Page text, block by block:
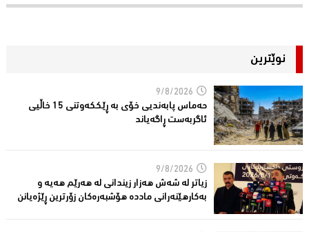
نوێترین
9/8/2026
حەماس پابەندیی خۆی بە ڕێككەوتنی 15 خاڵیی
ئاگربەست ڕاگەیاند
9/8/2026
زیاتر لە شەش هەزار زیندانی لە هەرێم هەیە و
بەکارهێنەرانى ماددە هۆشبەرەکان زۆرترین ڕێژەیانن